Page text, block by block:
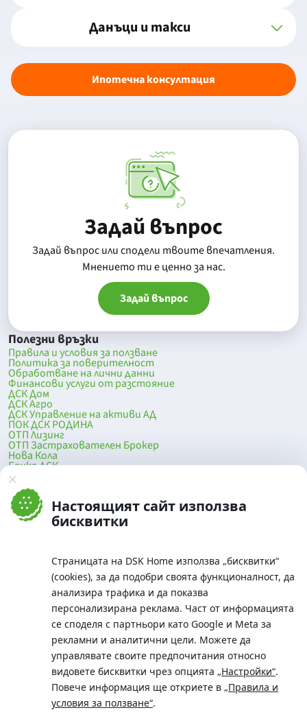
Настоящият сайт използва
бисквитки
Страницата на DSK Home използва „бисквитки“
(cookies), за да подобри своята функционалност, да
анализира трафика и да показва
персонализирана реклама. Част от информацията
се споделя с партньори като Google и Meta за
рекламни и аналитични цели. Можете да
управлявате своите предпочитания относно
видовете бисквитки чрез опцията „Настройки“.
Повече информация ще откриете в „Правила и
условия за ползване“.
Данъци и такси
Ипотечна консултация
Задай въпрос
Задай въпрос или сподели твоите впечатления.
Mнението ти е ценно за нас.
Задай въпрос
Полезни връзки
Правила и условия за ползване
Политика за поверителност
Обработване на лични данни
Финансови услуги от разстояние
ДСК Дом
ДСК Агро
ДСК Управление на активи АД
ПОК ДСК РОДИНА
ОТП Лизинг
ОТП Застрахователен Брокер
Нова Кола
Банка ДСК
DSK Mobile
Оферти за продажба от Банка ДСК
Клонова мрежа и банкомати
До началото на страницата
Телефон:
0700 10 375 / *2375
Московска No.19 / ул. Г. Бенковски No. 5, София 1036
SWIFT/BIC: